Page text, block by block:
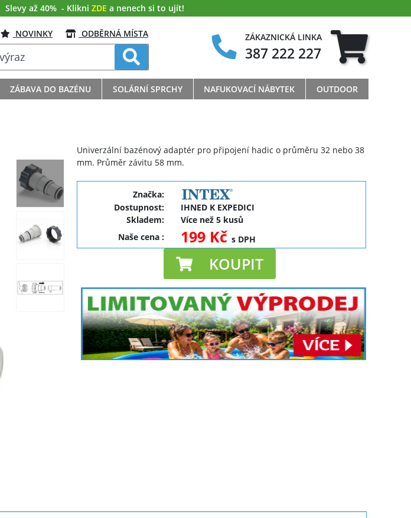
Slevy až 40% - Klikni ZDE a nenech si to ujít!
NOVINKY ODBĚRNÁ MÍSTA ZÁKAZNICKÁ LINKA
387 222 227
ZÁBAVA DO BAZÉNU SOLÁRNÍ SPRCHY NAFUKOVACÍ NÁBYTEK OUTDOOR
Univerzální bazénový adaptér pro připojení hadic o průměru 32 nebo 38
mm. Průměr závitu 58 mm.
Značka:
Dostupnost:
IHNED K EXPEDICI
Skladem:
Více než 5 kusů
Naše cena: 199 Kčs DPH
KOUPIT